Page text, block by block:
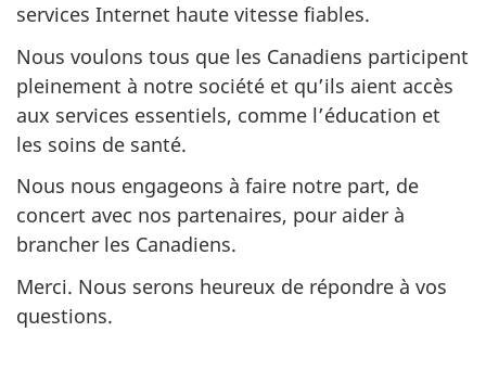
services Internet haute vitesse fiables.
Nous voulons tous que les Canadiens participent
pleinement à notre société et qu’ils aient accès
aux services essentiels, comme l’éducation et
les soins de santé.
Nous nous engageons à faire notre part, de
concert avec nos partenaires, pour aider à
brancher les Canadiens.
Merci. Nous serons heureux de répondre à vos
questions.